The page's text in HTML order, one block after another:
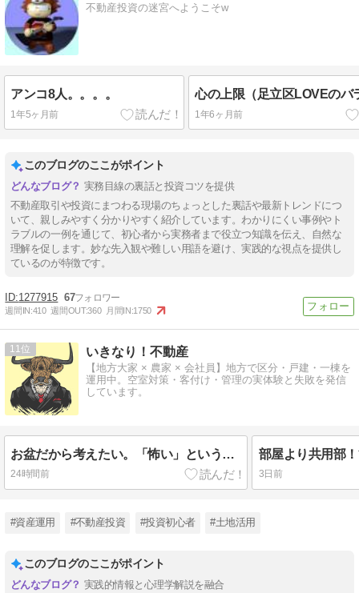
不動産投資の迷宮へようこそw
アンコ8人。。。。
1年5ヶ月前
心の上限（足立区LOVEのバ
1年6ヶ月前
このブログのここがポイント
実務目線の裏話と投資コツを提供
不動産取引や投資にまつわる現場のちょっとした裏話や最新トレンドにつ
いて、親しみやすく分かりやすく紹介しています。わかりにくい事例やト
ラブルの一例を通じて、初心者から実務者まで役立つ知識を伝え、自然な
理解を促します。妙な先入観や難しい用語を避け、実践的な視点を提供し
ているのが特徴です。
1277915 67
週間IN:410 週間OUT:360 月間IN:1750
11 いきなり！不動産
【地方大家 × 農家 × 会社員】地方で区分・戸建・一棟を
運用中。空室対策・客付け・管理の実体験と失敗を発信
しています。
お盆だから考えたい。「怖い」という感情は投資判断に影響するのか
24時間前 3日前
#資産運用 #不動産投資 #投資初心者 #土地活用
このブログのここがポイント
実践的情報と心理学解説を融合